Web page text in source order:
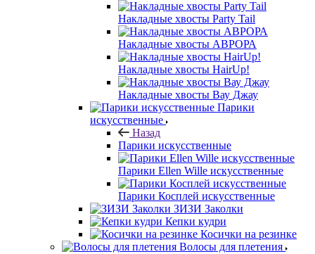
Накладные хвосты Party Tail
Накладные хвосты АВРОРА
Накладные хвосты HairUp!
Накладные хвосты Вау Джау
Парики
искусственные
Назад
Парики искусственные
Парики Ellen Wille искусственные
Парики Косплей искусственные
ЗИЗИ Заколки
Кепки кудри
Косички на резинке
Волосы для плетения